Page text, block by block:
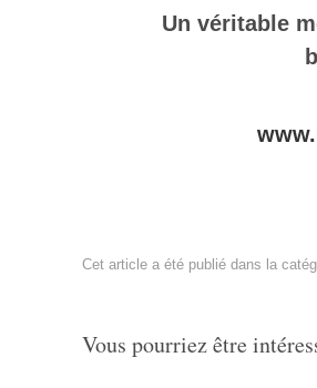
Un véritable
Cet article a été publié dans la
Vous pourriez être